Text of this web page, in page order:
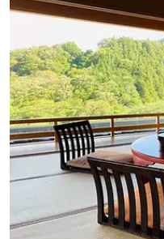
目指す人も、頑...